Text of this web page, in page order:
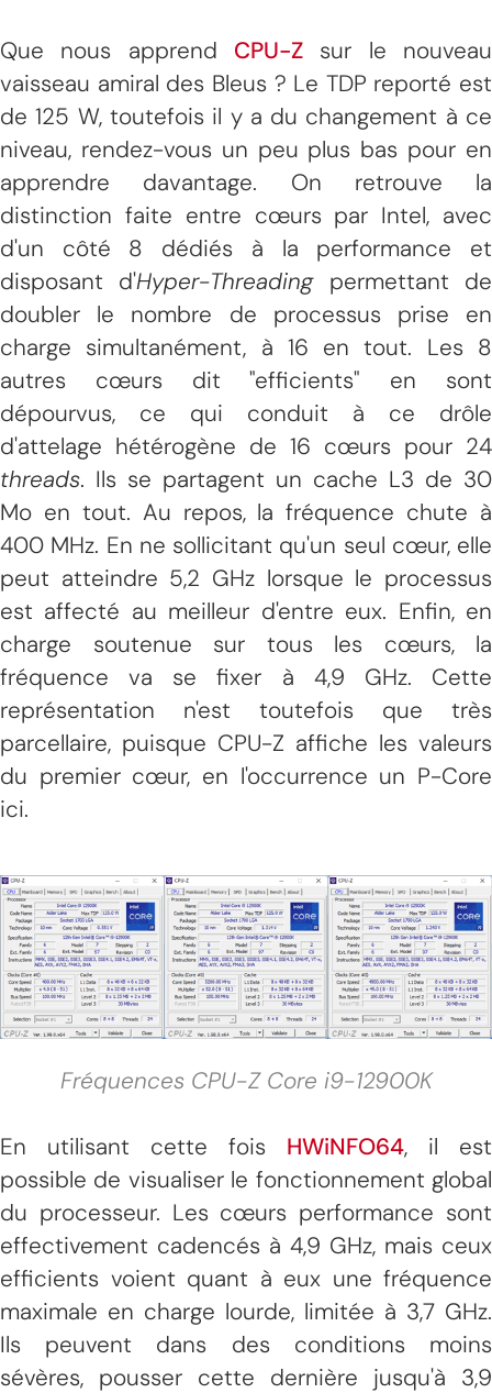
Que nous apprend CPU-Z sur le nouveau
vaisseau amiral des Bleus ? Le TDP reporté est
de 125 W, toutefois il y a du changement à ce
niveau, rendez-vous un peu plus bas pour en
apprendre davantage. On retrouve la
distinction faite entre cœurs par Intel, avec
d'un côté 8 dédiés à la performance et
disposant d'Hyper-Threadingpermettant de
doubler le nombre de processus prise en
charge simultanément, à 16 en tout. Les 8
autres cœurs dit "efficients" en sont
dépourvus, ce qui conduit à ce drôle
d'attelage hétérogène de 16 cœurs pour 24
threads. Ils se partagent un cache L3 de 30
Mo en tout. Au repos, la fréquence chute à
400 MHz. En ne sollicitant qu'un seul cœur, elle
peut atteindre 5,2 GHz lorsque le processus
est affecté au meilleur d'entre eux. Enfin, en
charge soutenue sur tous les cœurs, la
fréquence va se fixer à 4,9 GHz. Cette
représentation n'est toutefois que très
parcellaire, puisque CPU-Z affiche les valeurs
du premier cœur, en l'occurrence un P-Core
ici.
Fréquences CPU-Z Core i9-12900K
En utilisant cette fois HWiNFO64, il est
possible de visualiser le fonctionnement global
du processeur. Les cœurs performance sont
effectivement cadencés à 4,9 GHz, mais ceux
efficients voient quant à eux une fréquence
maximale en charge lourde, limitée à 3,7 GHz.
Ils peuvent dans des conditions moins
sévères, pousser cette dernière jusqu'à 3,9